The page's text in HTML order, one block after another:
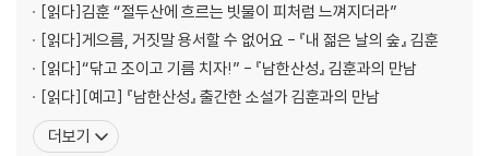
[읽다]김훈 “절두산에 흐르는 빗물이 피처럼 느껴지더라”
[읽다]게으름, 거짓말 용서할 수 없어요 - 『내 젊은 날의 숲』 김훈
[읽다]“닦고 조이고 기름 치자!” - 『남한산성』 김훈과의 만남
[읽다][예고] 『남한산성』 출간한 소설가 김훈과의 만남
더보기